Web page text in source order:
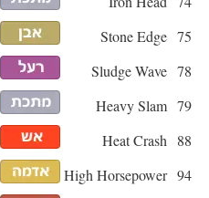
75
Stone Edge
78
Sludge Wave
79
Heavy Slam
88
Heat Crash
94
High Horsepower